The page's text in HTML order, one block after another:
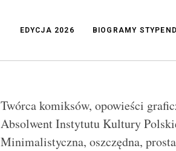
EDYCJA 2026 BIOGRAMY
Twórca komiksów, opowieści
Absolwent Instytutu Kultury
Minimalistyczna, oszczędna,